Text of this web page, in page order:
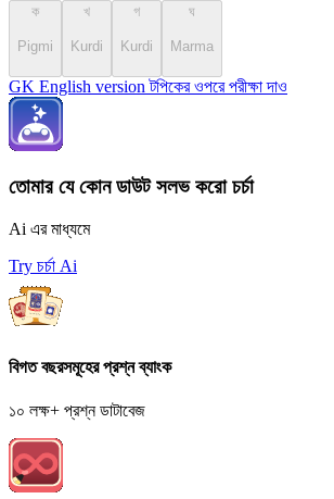
ক
Pigmi
খ
Kurdi
গ
Kurdi
ঘ
Marma
GK English version টপিকের ওপরে পরীক্ষা দাও
তোমার যে কোন ডাউট সলভ করো চর্চা
Ai এর মাধ্যমে
Try চর্চা Ai
বিগত বছরসমূহের প্রশ্ন ব্যাংক
১০ লক্ষ+ প্রশ্ন ডাটাবেজ